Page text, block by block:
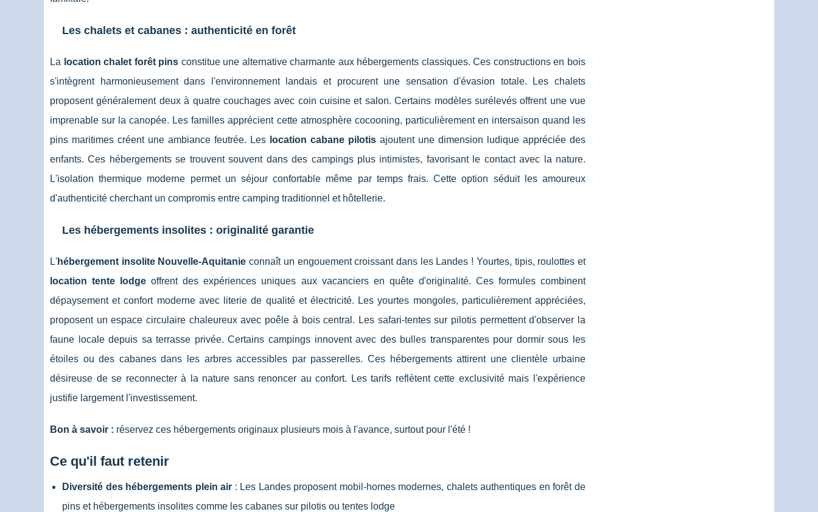
Les chalets et cabanes : authenticité en forêt
La location chalet forêt pins constitue une alternative charmante aux hébergements classiques. Ces constructions en bois
s'intègrent harmonieusement dans l'environnement landais et procurent une sensation d'évasion totale. Les chalets
proposent généralement deux à quatre couchages avec coin cuisine et salon. Certains modèles surélevés offrent une vue
imprenable sur la canopée. Les familles apprécient cette atmosphère cocooning, particulièrement en intersaison quand les
pins maritimes créent une ambiance feutrée. Les location cabane pilotis ajoutent une dimension ludique appréciée des
enfants. Ces hébergements se trouvent souvent dans des campings plus intimistes, favorisant le contact avec la nature.
L'isolation thermique moderne permet un séjour confortable même par temps frais. Cette option séduit les amoureux
d'authenticité cherchant un compromis entre camping traditionnel et hôtellerie.
Les hébergements insolites : originalité garantie
L'hébergement insolite Nouvelle-Aquitanie connaît un engouement croissant dans les Landes ! Yourtes, tipis, roulottes et
location tente lodge offrent des expériences uniques aux vacanciers en quête d'originalité. Ces formules combinent
dépaysement et confort moderne avec literie de qualité et électricité. Les yourtes mongoles, particulièrement appréciées,
proposent un espace circulaire chaleureux avec poêle à bois central. Les safari-tentes sur pilotis permettent d'observer la
faune locale depuis sa terrasse privée. Certains campings innovent avec des bulles transparentes pour dormir sous les
étoiles ou des cabanes dans les arbres accessibles par passerelles. Ces hébergements attirent une clientèle urbaine
désireuse de se reconnecter à la nature sans renoncer au confort. Les tarifs reflètent cette exclusivité mais l'expérience
justifie largement l'investissement.
Bon à savoir : réservez ces hébergements originaux plusieurs mois à l'avance, surtout pour l'été !
Ce qu'il faut retenir
Diversité des hébergements plein air : Les Landes proposent mobil-homes modernes, chalets authentiques en forêt de
pins et hébergements insolites comme les cabanes sur pilotis ou tentes lodge